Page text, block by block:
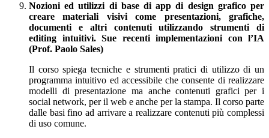
Nozioni ed utilizzi di base di app di design grafico per
creare materiali visivi come presentazioni, grafiche,
documenti e altri contenuti utilizzando strumenti di
editing intuitivi. Sue recenti implementazioni con l’IA
(Prof. Paolo Sales)
Il corso spiega tecniche e strumenti pratici di utilizzo di un
programma intuitivo ed accessibile che consente di realizzare
modelli di presentazione ma anche contenuti grafici per i
social network, per il web e anche per la stampa. Il corso parte
dalle basi fino ad arrivare a realizzare contenuti più complessi
di uso comune.